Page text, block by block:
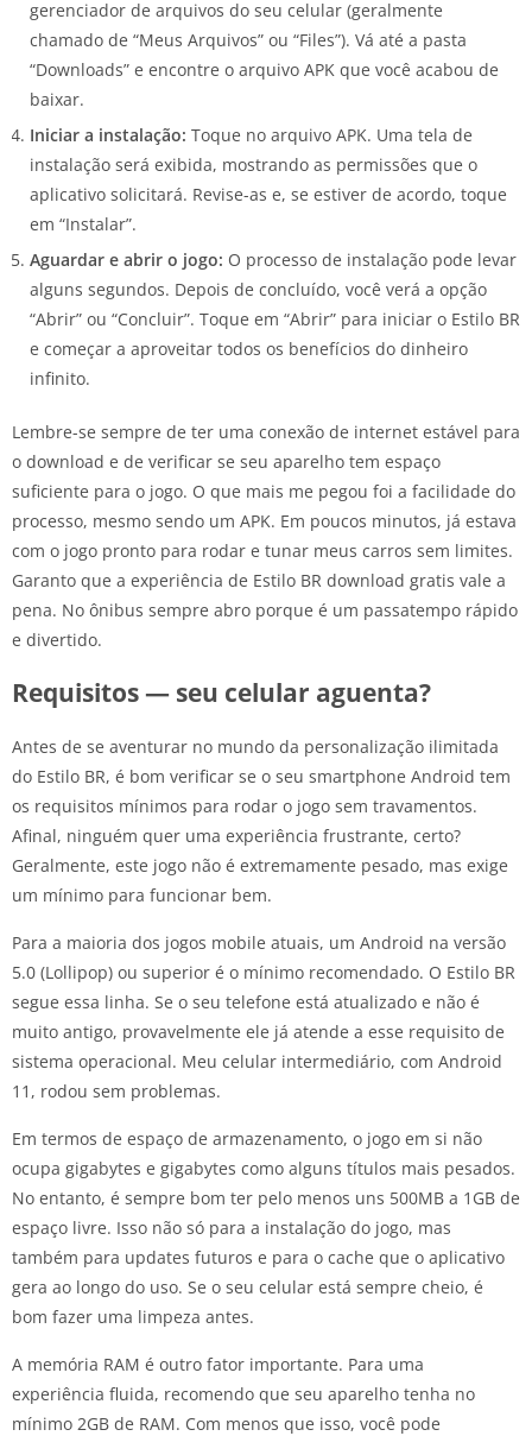
gerenciador de arquivos do seu celular (geralmente
chamado de “Meus Arquivos” ou “Files”). Vá até a pasta
“Downloads” e encontre o arquivo APK que você acabou de
baixar.
Iniciar a instalação: Toque no arquivo APK. Uma tela de
instalação será exibida, mostrando as permissões que o
aplicativo solicitará. Revise-as e, se estiver de acordo, toque
em “Instalar”.
Aguardar e abrir o jogo: O processo de instalação pode levar
alguns segundos. Depois de concluído, você verá a opção
“Abrir” ou “Concluir”. Toque em “Abrir” para iniciar o Estilo BR
e começar a aproveitar todos os benefícios do dinheiro
infinito.
Lembre-se sempre de ter uma conexão de internet estável para
o download e de verificar se seu aparelho tem espaço
suficiente para o jogo. O que mais me pegou foi a facilidade do
processo, mesmo sendo um APK. Em poucos minutos, já estava
com o jogo pronto para rodar e tunar meus carros sem limites.
Garanto que a experiência de Estilo BR download gratis vale a
pena. No ônibus sempre abro porque é um passatempo rápido
e divertido.
Requisitos — seu celular aguenta?
Antes de se aventurar no mundo da personalização ilimitada
do Estilo BR, é bom verificar se o seu smartphone Android tem
os requisitos mínimos para rodar o jogo sem travamentos.
Afinal, ninguém quer uma experiência frustrante, certo?
Geralmente, este jogo não é extremamente pesado, mas exige
um mínimo para funcionar bem.
Para a maioria dos jogos mobile atuais, um Android na versão
5.0 (Lollipop) ou superior é o mínimo recomendado. O Estilo BR
segue essa linha. Se o seu telefone está atualizado e não é
muito antigo, provavelmente ele já atende a esse requisito de
sistema operacional. Meu celular intermediário, com Android
11, rodou sem problemas.
Em termos de espaço de armazenamento, o jogo em si não
ocupa gigabytes e gigabytes como alguns títulos mais pesados.
No entanto, é sempre bom ter pelo menos uns 500MB a 1GB de
espaço livre. Isso não só para a instalação do jogo, mas
também para updates futuros e para o cache que o aplicativo
gera ao longo do uso. Se o seu celular está sempre cheio, é
bom fazer uma limpeza antes.
A memória RAM é outro fator importante. Para uma
experiência fluida, recomendo que seu aparelho tenha no
mínimo 2GB de RAM. Com menos que isso, você pode